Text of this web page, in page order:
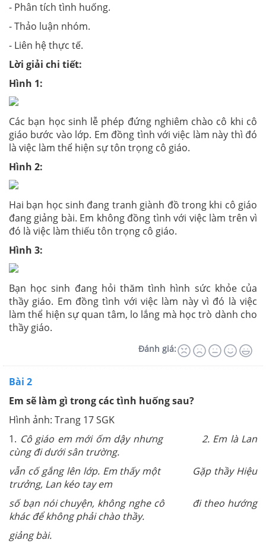
- Phân tích tình huống.
- Thảo luận nhóm.
- Liên hệ thực tế.
Lời giải chi tiết:
Hình 1:
Các bạn học sinh lễ phép đứng nghiêm chào cô khi cô
giáo bước vào lớp. Em đồng tình với việc làm này thì đó
là việc làm thể hiện sự tôn trọng cô giáo.
Hình 2:
Hai bạn học sinh đang tranh giành đồ trong khi cô giáo
đang giảng bài. Em không đồng tình với việc làm trên vì
đó là việc làm thiếu tôn trọng cô giáo.
Hình 3:
Bạn học sinh đang hỏi thăm tình hình sức khỏe của
thầy giáo. Em đồng tình với việc làm này vì đó là việc
làm thể hiện sự quan tâm, lo lắng mà học trò dành cho
thầy giáo.
Đánh giá:
Bài 2
Em sẽ làm gì trong các tình huống sau?
Hình ảnh: Trang 17 SGK
1. Cô giáo em mới ốm dậy nhưng 2. Em là Lan
cùng đi dưới sân trường.
vẫn cố gắng lên lớp. Em thấy một Gặp thầy Hiệu
trưởng, Lan kéo tay em
số bạn nói chuyện, không nghe cô đi theo hướng
khác để không phải chào thầy.
giảng bài.